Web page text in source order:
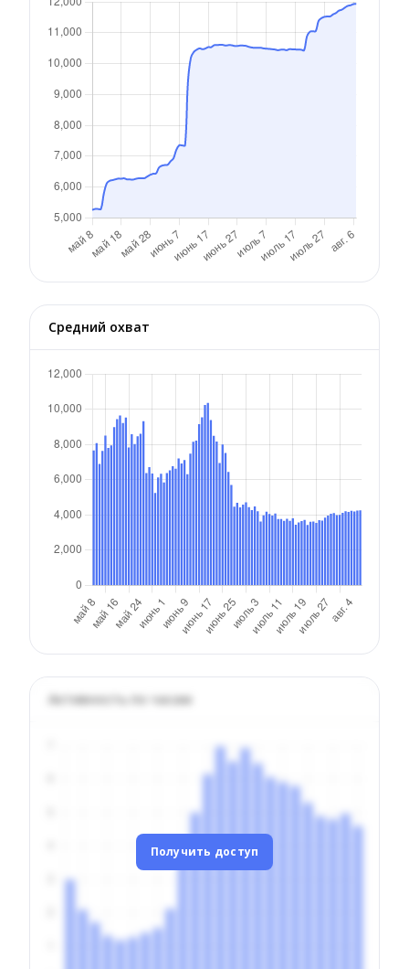
Средний охват
Активность по часам
Получить доступ